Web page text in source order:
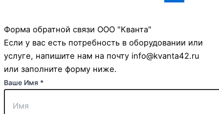
Форма обратной связи ООО "Кванта"
Если у вас есть потребность в оборудовании или
услуге, напишите нам на почту info@kvanta42.ru
или заполните форму ниже.
Эл.
Страница:
Ваше Имя *